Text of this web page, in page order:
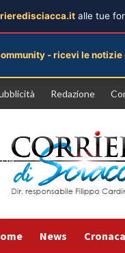
Redazione
News Cronaca
alle tue
- ricevi le notizie